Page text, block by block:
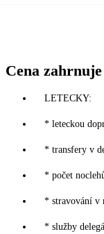
Cena zahrnuje
LETECKY:
* leteckou
* transfery v
* počet
* stravování v
* služby